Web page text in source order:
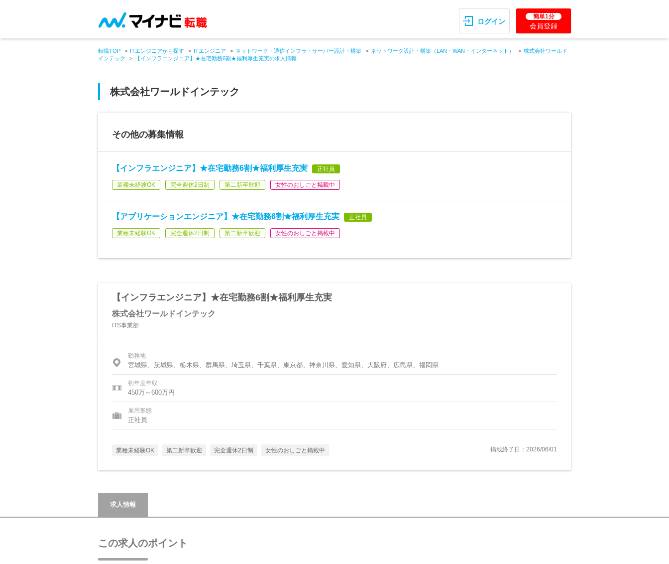
ログイン
簡単1分
会員登録
転職TOP ITエンジニアから探す ITエンジニア ネットワーク・通信インフラ・サーバー設計・構築 ネットワーク設計・構築（LAN・WAN・インターネット）
株式会社ワールド
インテック
【インフラエンジニア】★在宅勤務6割★福利厚生充実の求人情報
株式会社ワールドインテック
その他の募集情報
【インフラエンジニア】★在宅勤務6割★福利厚生充実 正社員
業種未経験OK 完全週休2日制 第二新卒歓迎 女性のおしごと掲載中
【アプリケーションエンジニア】★在宅勤務6割★福利厚生充実 正社員
業種未経験OK 完全週休2日制 第二新卒歓迎 女性のおしごと掲載中
【インフラエンジニア】★在宅勤務6割★福利厚生充実
株式会社ワールドインテック
ITS事業部
勤務地
宮城県、茨城県、栃木県、群馬県、埼玉県、千葉県、東京都、神奈川県、愛知県、大阪府、広島県、福岡県
初年度年収
450万～600万円
雇用形態
正社員
業種未経験OK 第二新卒歓迎 完全週休2日制 女性のおしごと掲載中 掲載終了日：2026/06/01
求人情報
この求人のポイント